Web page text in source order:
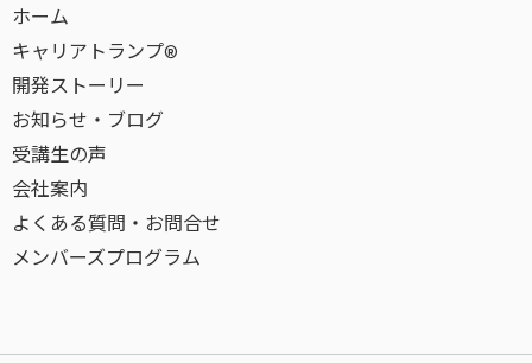
ホーム
キャリアトランプ®
開発ストーリー
お知らせ・ブログ
受講生の声
会社案内
よくある質問・お問合せ
メンバーズプログラム